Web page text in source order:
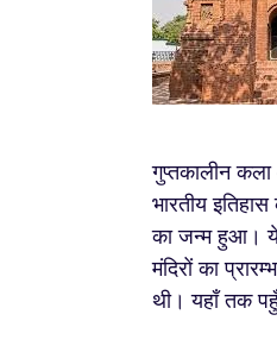
गुप्तकालीन
भारतीय
का जन्म हुआ।
मंदिरों का
थी। यहाँ तक